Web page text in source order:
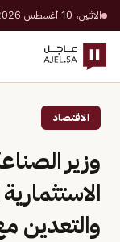
الاثنين، 10 أغسطس 2026 · 27 صفر 1448 هـ
الاقتصاد
وزير
والتعدين